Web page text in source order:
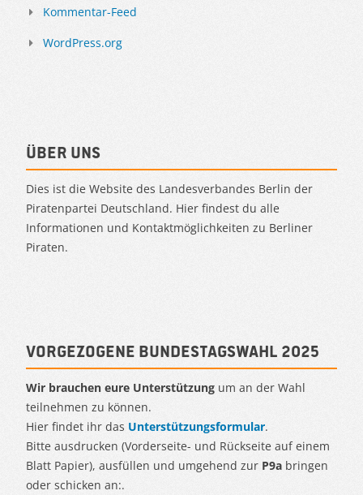
Kommentar-Feed
WordPress.org
Über uns
Dies ist die Website des Landesverbandes Berlin der
Piratenpartei Deutschland. Hier findest du alle
Informationen und Kontaktmöglichkeiten zu Berliner
Piraten.
Vorgezogene Bundestagswahl 2025
Wir brauchen eure Unterstützung um an der Wahl
teilnehmen zu können.
Hier findet ihr das Unterstützungsformular.
Bitte ausdrucken (Vorderseite- und Rückseite auf einem
Blatt Papier), ausfüllen und umgehend zur P9a bringen
oder schicken an:.